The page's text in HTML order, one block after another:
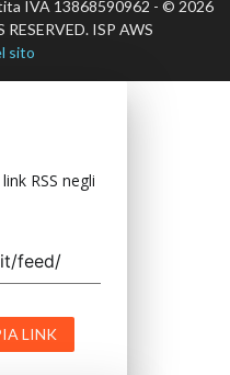
IVA 13868590962 - © 2026
ISP AWS
sito
RSS negli
LINK